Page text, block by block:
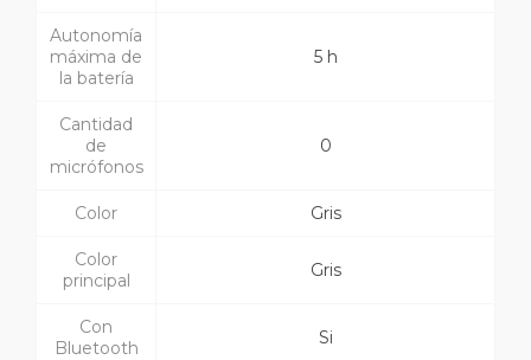
Autonomía
máxima de
la batería
5 h
Cantidad
de
micrófonos
0
Color Gris
Color
principal
Gris
Con
Bluetooth
Si